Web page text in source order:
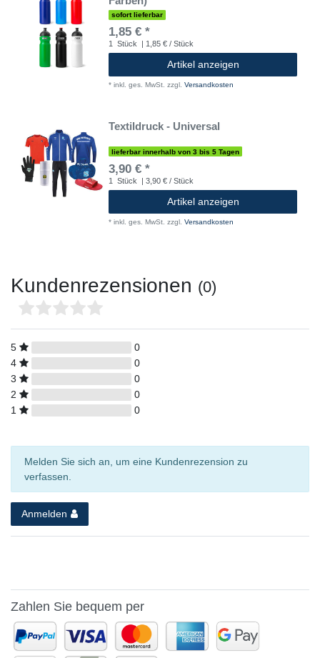
sofort lieferbar
1,85 € *
1 Stück | 1,85 € / Stück
Artikel anzeigen
* inkl. ges. MwSt. zzgl. Versandkosten
Textildruck - Universal
lieferbar innerhalb von 3 bis 5 Tagen
3,90 € *
1 Stück | 3,90 € / Stück
Artikel anzeigen
* inkl. ges. MwSt. zzgl. Versandkosten
Kundenrezensionen (0)
5
0
4
0
3
0
2
0
1
0
Melden Sie sich an, um eine Kundenrezension zu
verfassen.
Anmelden
Zahlen Sie bequem per